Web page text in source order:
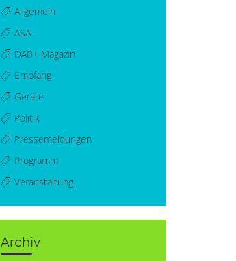
Allgemein
ASA
DAB+ Magazin
Empfang
Geräte
Politik
Pressemeldungen
Programm
Veranstaltung
Archiv